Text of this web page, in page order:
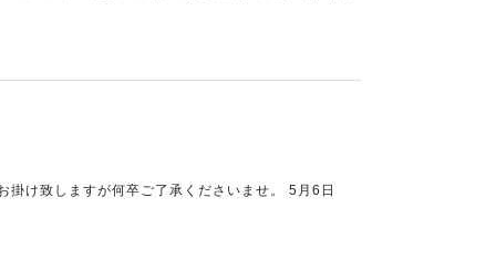
け致しますが何卒ご了承くださいませ。 5月6日